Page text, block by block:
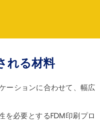
れる材料
ーションに合わせて、幅広
を必要とするFDM印刷プロ